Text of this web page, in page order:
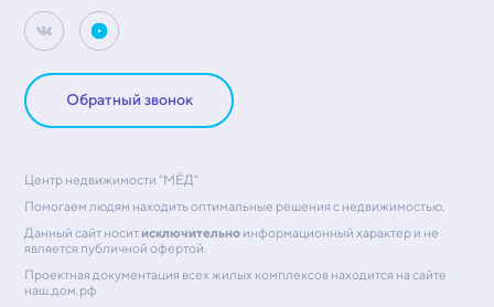
Обратный звонок
Центр недвижимости "МЁД"
Помогаем людям находить оптимальные решения с недвижимостью.
Данный сайт носитисключительно информационный характер и не
является публичной офертой.
Проектная документация всех жилых комплексов находится на сайте
наш.дом.рф